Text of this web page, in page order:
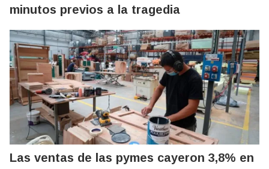
minutos previos a la tragedia
Las ventas de las pymes cayeron 3,8% en